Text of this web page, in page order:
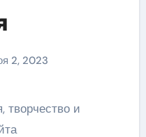
2, 2023